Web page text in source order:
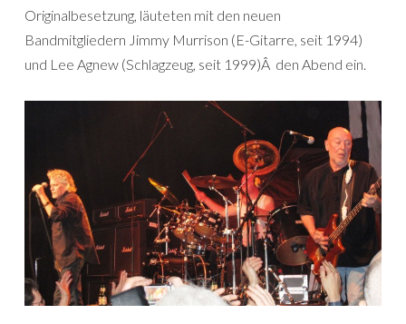
Originalbesetzung, läuteten mit den neuen
Bandmitgliedern Jimmy Murrison (E-Gitarre, seit 1994)
und Lee Agnew (Schlagzeug, seit 1999)Â den Abend ein.